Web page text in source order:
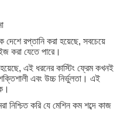
দেশে রপ্তানি করা হয়েছে, সবচেয়ে
করা যেতে পারে।
হয়েছে, এই ধরনের কাস্টিং ফ্রেম কখনই
এবং উচ্চ নির্ভুলতা। এই
নিশ্চিত করি যে মেশিন কম শব্দে কাজ